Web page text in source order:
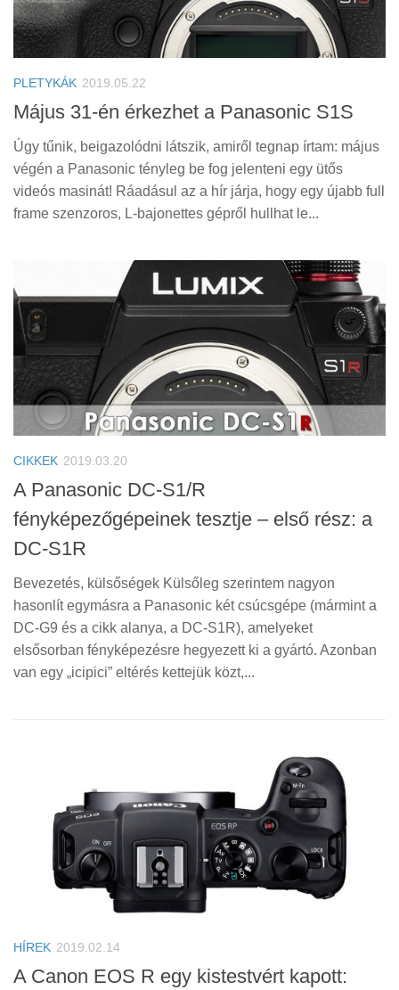
PLETYKÁK 2019.05.22
Május 31-én érkezhet a Panasonic S1S
Úgy tűnik, beigazolódni látszik, amiről tegnap írtam: május
végén a Panasonic tényleg be fog jelenteni egy ütős
videós masinát! Ráadásul az a hír járja, hogy egy újabb full
frame szenzoros, L-bajonettes gépről hullhat le...
CIKKEK 2019.03.20
A Panasonic DC-S1/R
fényképezőgépeinek tesztje – első rész: a
DC-S1R
Bevezetés, külsőségek Külsőleg szerintem nagyon
hasonlít egymásra a Panasonic két csúcsgépe (mármint a
DC-G9 és a cikk alanya, a DC-S1R), amelyeket
elsősorban fényképezésre hegyezett ki a gyártó. Azonban
van egy „icipici” eltérés kettejük közt,...
HÍREK 2019.02.14
A Canon EOS R egy kistestvért kapott: